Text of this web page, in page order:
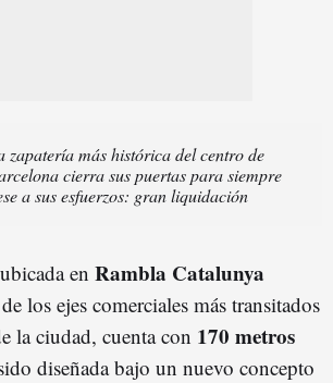
zapatería más histórica del centro de
cierra sus puertas para siempre
a sus esfuerzos: gran liquidación
en Rambla Catalunya
los ejes comerciales más transitados
la ciudad, cuenta con 170 metros
diseñada bajo un nuevo concepto